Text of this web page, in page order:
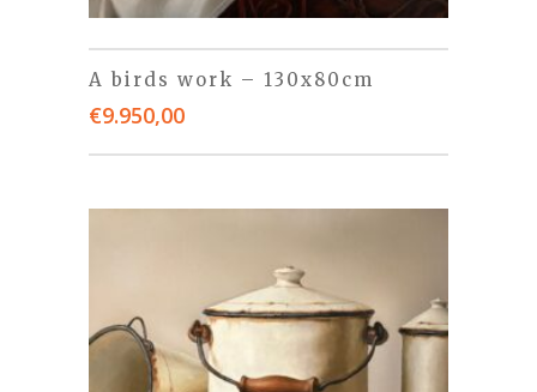
A birds work – 130x80cm
€9.950,00